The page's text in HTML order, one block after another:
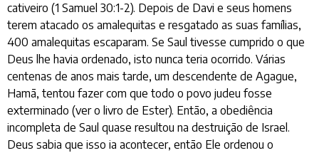
cativeiro (1 Samuel 30:1-2). Depois de Davi e seus homens
terem atacado os amalequitas e resgatado as suas famílias,
400 amalequitas escaparam. Se Saul tivesse cumprido o que
Deus lhe havia ordenado, isto nunca teria ocorrido. Várias
centenas de anos mais tarde, um descendente de Agague,
Hamã, tentou fazer com que todo o povo judeu fosse
exterminado (ver o livro de Ester). Então, a obediência
incompleta de Saul quase resultou na destruição de Israel.
Deus sabia que isso ia acontecer, então Ele ordenou o